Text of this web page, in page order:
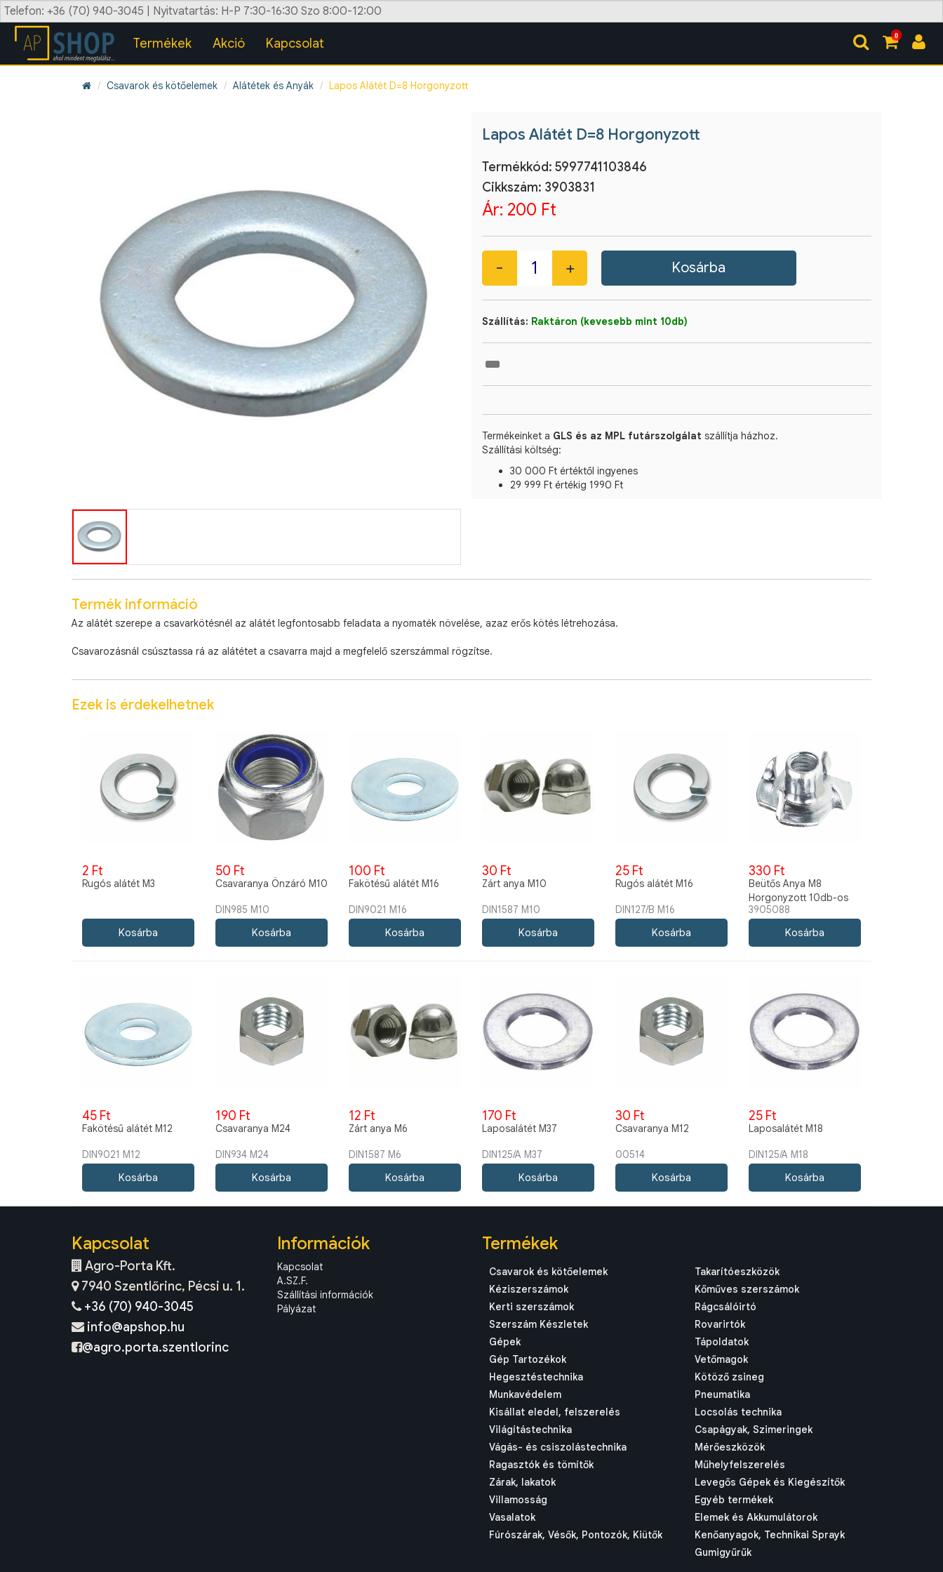
Telefon: +36 (70) 940-3045 | Nyitvatartás: H-P 7:30-16:30 Szo 8:00-12:00
0
Termékek Akció Kapcsolat
Csavarok és kötőelemek Alátétek és Anyák Lapos Alátét D=8 Horgonyzott
Lapos Alátét D=8 Horgonyzott
Termékkód: 5997741103846
Cikkszám: 3903831
Ár: 200 Ft
Szállítás: Raktáron (kevesebb mint 10db)
Termékeinket a GLS és az MPL futárszolgálat szállítja házhoz.
Szállítási költség:
30 000 Ft értéktől ingyenes
29 999 Ft értékig 1990 Ft
Termék információ
Az alátét szerepe a csavarkötésnél az alátét legfontosabb feladata a nyomaték növelése, azaz erős kötés létrehozása.
Csavarozásnál csúsztassa rá az alátétet a csavarra majd a megfelelő szerszámmal rögzítse.
Ezek is érdekelhetnek
2 Ft
Rugós alátét M3
50 Ft
Csavaranya Önzáró M10
DIN985 M10
100 Ft
Fakötésű alátét M16
DIN9021 M16
30 Ft
Zárt anya M10
DIN1587 M10
25 Ft
Rugós alátét M16
DIN127/B M16
330 Ft
Beütős Anya M8
Horgonyzott 10db-os
3905088
45 Ft
Fakötésű alátét M12
DIN9021 M12
190 Ft
Csavaranya M24
DIN934 M24
12 Ft
Zárt anya M6
DIN1587 M6
170 Ft
Laposalátét M37
DIN125/A M37
30 Ft
Csavaranya M12
00514
25 Ft
Laposalátét M18
DIN125/A M18
Kapcsolat
Agro-Porta Kft.
7940 Szentlőrinc, Pécsi u. 1.
+36 (70) 940-3045
info@apshop.hu
@agro.porta.szentlorinc
Információk
Kapcsolat
A.SZ.F.
Szállítási információk
Pályázat
Termékek
Csavarok és kötőelemek
Kéziszerszámok
Kerti szerszámok
Szerszám Készletek
Gépek
Gép Tartozékok
Hegesztéstechnika
Munkavédelem
Kisállat eledel, felszerelés
Világítástechnika
Vágás- és csiszolástechnika
Ragasztók és tömítők
Zárak, lakatok
Villamosság
Vasalatok
Fúrószárak, Vésők, Pontozók, Kiütők
Takarítóeszközök
Kőműves szerszámok
Rágcsálóirtó
Rovarirtók
Tápoldatok
Vetőmagok
Kötöző zsineg
Pneumatika
Locsolás technika
Csapágyak, Szimeringek
Mérőeszközök
Műhelyfelszerelés
Levegős Gépek és Kiegészítők
Egyéb termékek
Elemek és Akkumulátorok
Kenőanyagok, Technikai Sprayk
Gumigyűrűk